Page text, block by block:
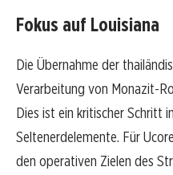
Fokus auf Louisiana
Die Übernahme der
Verarbeitung von Monazit-
Dies ist ein kritischer Schritt
Seltenerdelemente. Für
den operativen Zielen des